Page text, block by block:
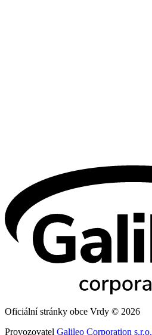
Oficiální stránky obce Vrdy © 2026
Provozovatel Galileo Corporation s.r.o.